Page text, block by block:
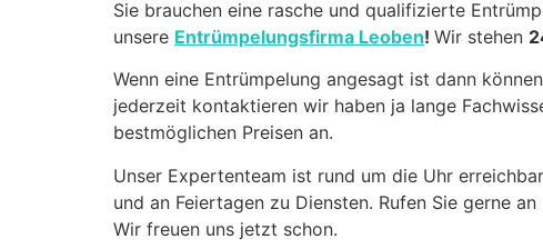
Sie brauchen eine rasche und qualifizierte
unsere Entrümpelungsfirma Leoben! Wir stehen
Wenn eine Entrümpelung angesagt ist dann
jederzeit kontaktieren wir haben ja lange
bestmöglichen Preisen an.
Unser Expertenteam ist rund um die Uhr
und an Feiertagen zu Diensten. Rufen Sie gerne
Wir freuen uns jetzt schon.